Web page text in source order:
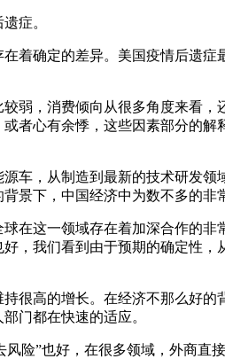
症。
着确定的差异。美国疫情后遗症
弱，消费倾向从很多角度来看，
者心有余悸，这些因素部分的解
车，从制造到最新的技术研发领
景下，中国经济中为数不多的非
在这一领域存在着加深合作的非
，我们看到由于预期的确定性，
很高的增长。在经济不那么好的
门都在快速的适应。
险”也好，在很多领域，外商直